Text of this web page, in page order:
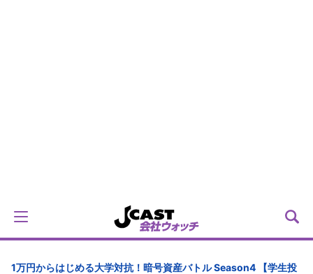
1万円からはじめる大学対抗！暗号資産バトル Season4 【学生投